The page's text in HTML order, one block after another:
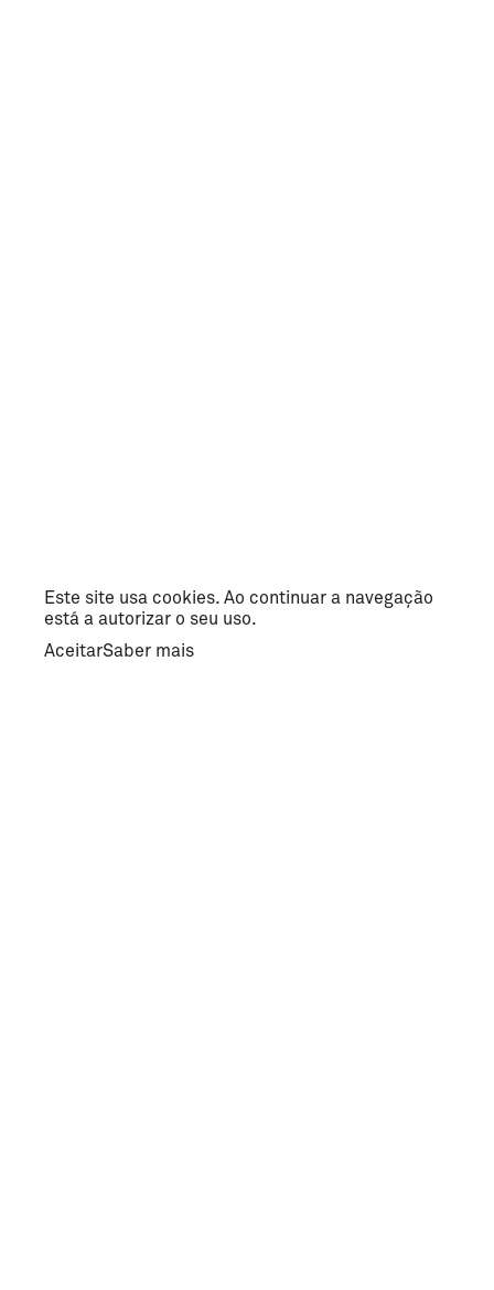
Este site usa cookies. Ao continuar a navegação
está a autorizar o seu uso.
AceitarSaber mais